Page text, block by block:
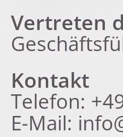
Vertreten
Kontakt
Telefon:
E-Mail: